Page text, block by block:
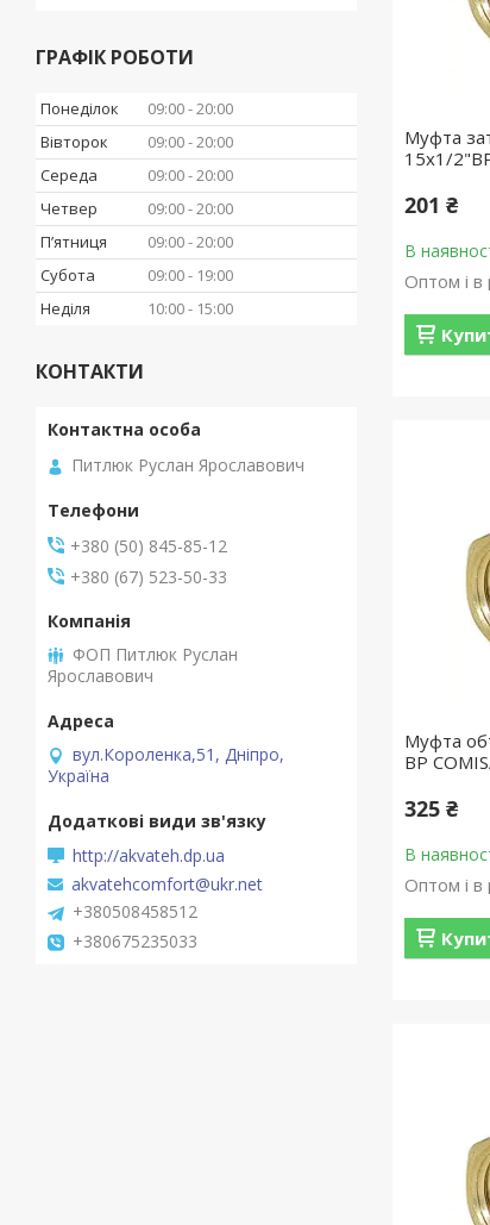
Муфта
15х1/2"ВР
201 ₴
В
Оптом і в
Муфта
ВР
325 ₴
В
Оптом і в
ГРАФІК РОБОТИ
Понеділок 09:00 20:00
Вівторок
09:00 20:00
Середа
09:00 20:00
Четвер
09:00 20:00
Пʼятниця
09:00 20:00
Субота
09:00
19:00
Неділя
10:00 15:00
КОНТАКТИ
Питлюк Руслан Ярославович
+380 (50) 845-85-12
+380 (67) 523-50-33
ФОП Питлюк Руслан
Ярославович
вул.Короленка,51, Дніпро,
Україна
http://akvateh.dp.ua
akvatehcomfort@ukr.net
+380508458512
+380675235033